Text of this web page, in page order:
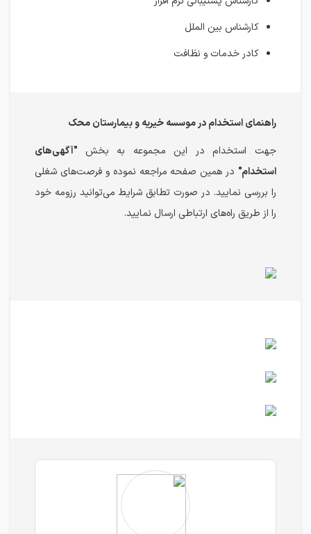
کارشناس بین الملل
کادر خدمات و نظافت
راهنمای استخدام در موسسه خیریه و بیمارستان محک
جهت استخدام در این مجموعه به بخش "آگهی‌های
استخدام" در همین صفحه مراجعه نموده و فرصت‌های شغلی
را بررسی نمایید. در صورت تطابق شرایط می‌توانید رزومه خود
را از طریق راه‌های ارتباطی ارسال نمایید.